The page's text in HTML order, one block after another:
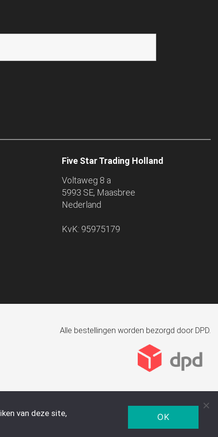
Five Star Trading Holland
Voltaweg 8 a
5993 SE, Maasbree
Nederland
KvK: 95975179
Alle bestellingen worden bezorgd door DPD.
van deze site,
OK